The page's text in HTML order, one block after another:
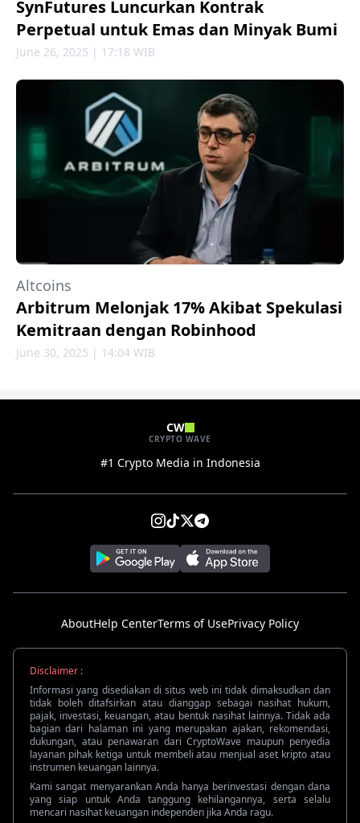
SynFutures Luncurkan Kontrak
Perpetual untuk Emas dan Minyak Bumi
June 26, 2025 | 17:18 WIB
Altcoins
Arbitrum Melonjak 17% Akibat Spekulasi
Kemitraan dengan Robinhood
June 30, 2025 | 14:04 WIB
CW
CRYPTO WAVE
#1 Crypto Media in Indonesia
AboutHelp CenterTerms of UsePrivacy Policy
Disclaimer :
Informasi yang disediakan di situs web ini tidak dimaksudkan dan
tidak boleh ditafsirkan atau dianggap sebagai nasihat hukum,
pajak, investasi, keuangan, atau bentuk nasihat lainnya. Tidak ada
bagian dari halaman ini yang merupakan ajakan, rekomendasi,
dukungan, atau penawaran dari CryptoWave maupun penyedia
layanan pihak ketiga untuk membeli atau menjual aset kripto atau
instrumen keuangan lainnya.
Kami sangat menyarankan Anda hanya berinvestasi dengan dana
yang siap untuk Anda tanggung kehilangannya, serta selalu
mencari nasihat keuangan independen jika Anda ragu.